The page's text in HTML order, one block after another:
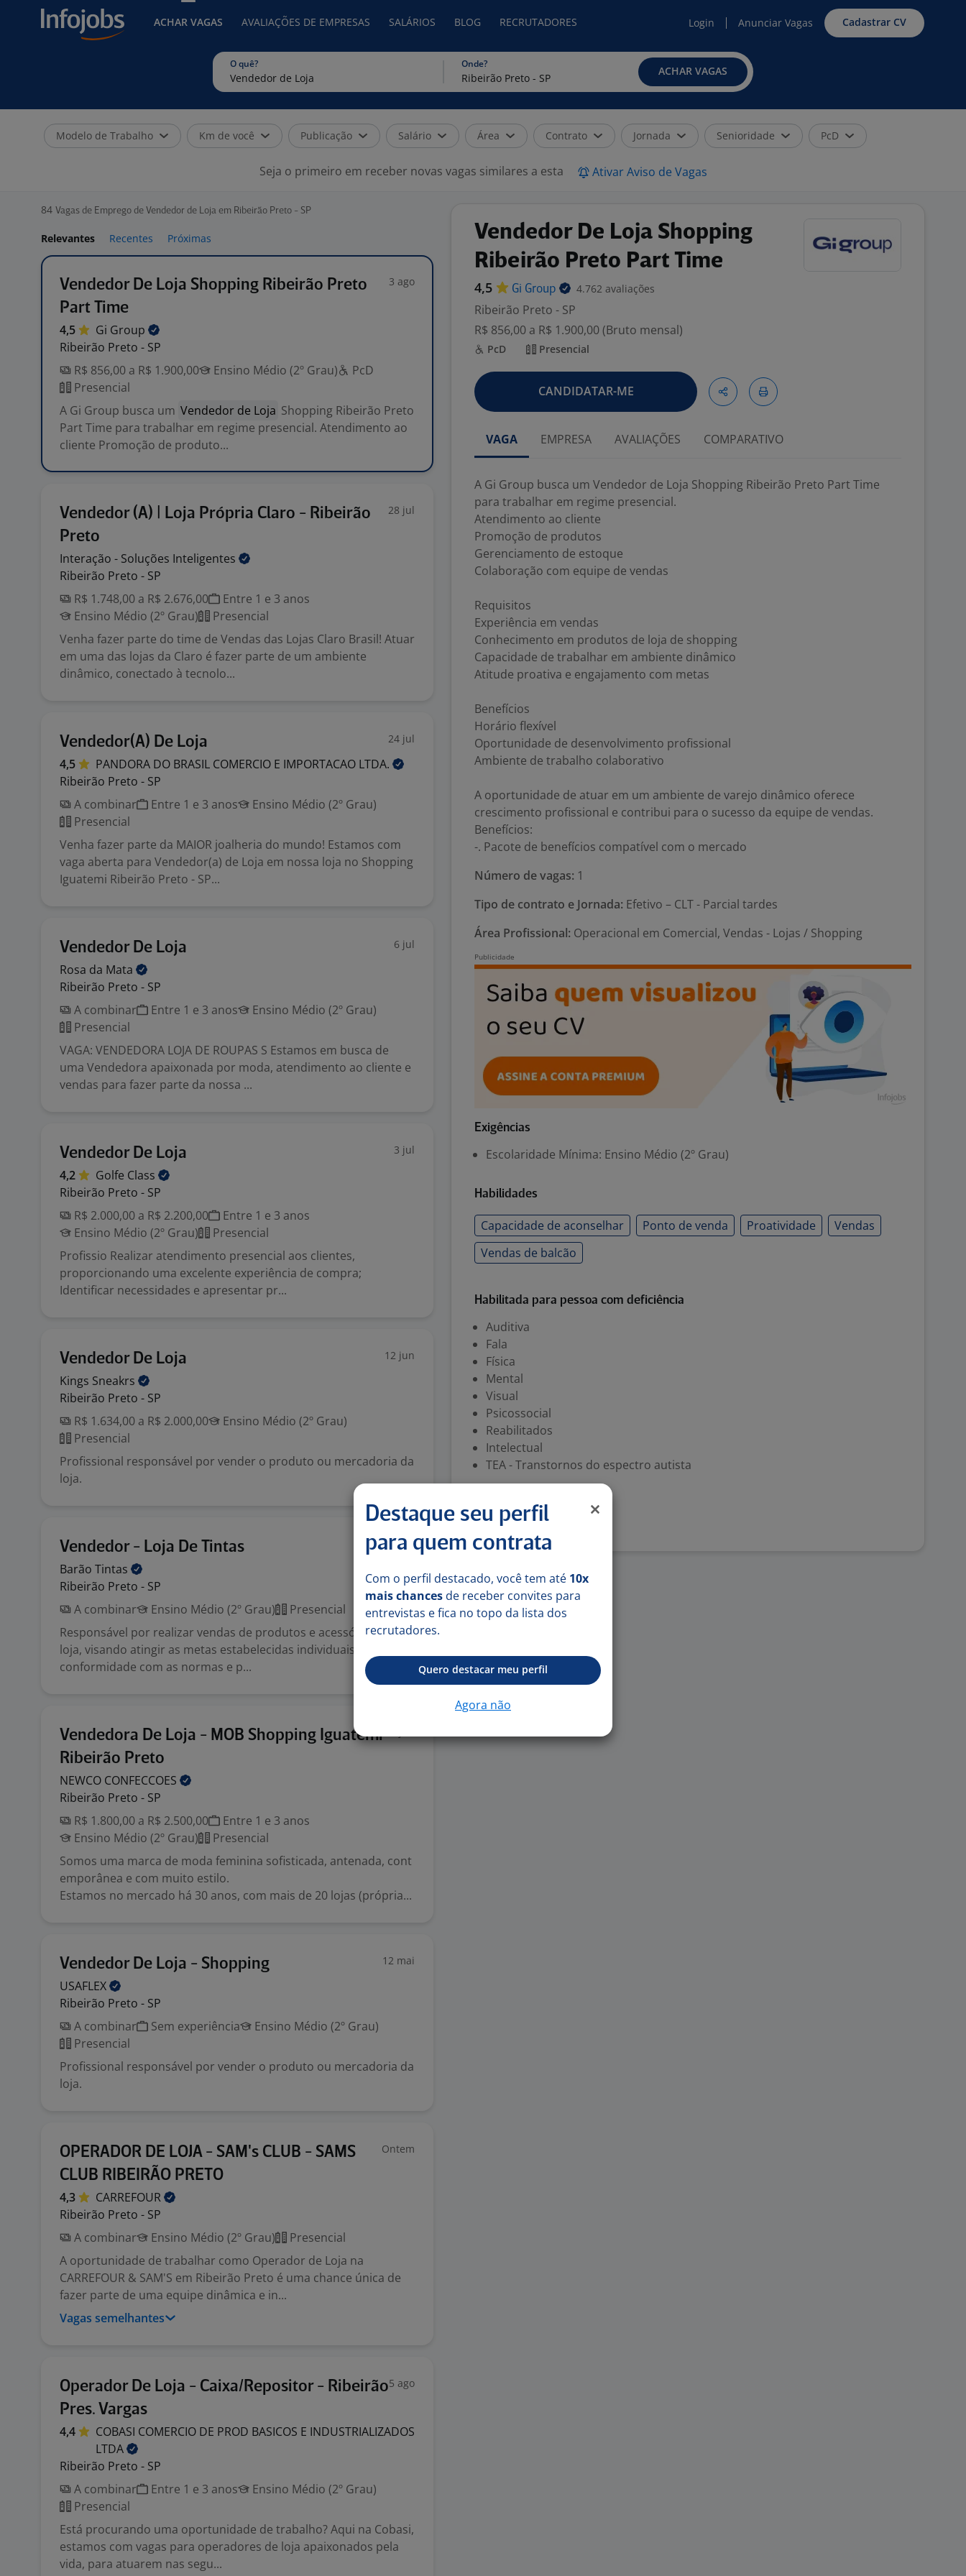
ACHAR VAGAS AVALIAÇÕES DE EMPRESAS SALÁRIOS BLOG RECRUTADORES Login Anunciar Vagas Cadastrar CV
O quê? Onde?
ACHAR VAGAS
Modelo de Trabalho Km de você Publicação Salário Área Contrato Jornada Senioridade PcD
Seja o primeiro em receber novas vagas similares a esta Ativar Aviso de Vagas
84 Vagas de Emprego de Vendedor de Loja em Ribeirão Preto - SP
Relevantes Recentes Próximas
Vendedor De Loja Shopping Ribeirão Preto
Part Time
3 ago
4,5 Gi Group
Ribeirão Preto - SP
R$ 856,00 a R$ 1.900,00
Ensino Médio (2º Grau)
PcD
Presencial
A Gi Group busca um Vendedor de Loja Shopping Ribeirão Preto
Part Time para trabalhar em regime presencial. Atendimento ao
cliente Promoção de produto...
Vendedor (A) | Loja Própria Claro - Ribeirão
Preto
28 jul
Interação - Soluções Inteligentes
Ribeirão Preto - SP
R$ 1.748,00 a R$ 2.676,00
Entre 1 e 3 anos
Ensino Médio (2º Grau)
Presencial
Venha fazer parte do time de Vendas das Lojas Claro Brasil! Atuar
em uma das lojas da Claro é fazer parte de um ambiente
dinâmico, conectado à tecnolo...
Vendedor(A) De Loja 24 jul
4,5 PANDORA DO BRASIL COMERCIO E IMPORTACAO LTDA.
Ribeirão Preto - SP
A combinar
Entre 1 e 3 anos
Ensino Médio (2º Grau)
Presencial
Venha fazer parte da MAIOR joalheria do mundo! Estamos com
vaga aberta para Vendedor(a) de Loja em nossa loja no Shopping
Iguatemi Ribeirão Preto - SP...
Vendedor De Loja 6 jul
Rosa da Mata
Ribeirão Preto - SP
A combinar
Entre 1 e 3 anos
Ensino Médio (2º Grau)
Presencial
VAGA: VENDEDORA LOJA DE ROUPAS S Estamos em busca de
uma Vendedora apaixonada por moda, atendimento ao cliente e
vendas para fazer parte da nossa ...
Vendedor De Loja 3 jul
4,2 Golfe Class
Ribeirão Preto - SP
R$ 2.000,00 a R$ 2.200,00
Entre 1 e 3 anos
Ensino Médio (2º Grau)
Presencial
Profissio Realizar atendimento presencial aos clientes,
proporcionando uma excelente experiência de compra;
Identificar necessidades e apresentar pr...
Vendedor De Loja 12 jun
Kings Sneakrs
Ribeirão Preto - SP
R$ 1.634,00 a R$ 2.000,00
Ensino Médio (2º Grau)
Presencial
Profissional responsável por vender o produto ou mercadoria da
loja.
Vendedor - Loja De Tintas 10 jun
Barão Tintas
Ribeirão Preto - SP
A combinar
Ensino Médio (2º Grau)
Presencial
Responsável por realizar vendas de produtos e acessórios em
loja, visando atingir as metas estabelecidas individuais em
conformidade com as normas e p...
Vendedora De Loja - MOB Shopping Iguatemi
Ribeirão Preto
NEWCO CONFECCOES
Ribeirão Preto - SP
R$ 1.800,00 a R$ 2.500,00
Entre 1 e 3 anos
Ensino Médio (2º Grau)
Presencial
Somos uma marca de moda feminina sofisticada, antenada, cont
emporânea e com muito estilo.
Estamos no mercado há 30 anos, com mais de 20 lojas (própria...
Vendedor De Loja - Shopping 12 mai
USAFLEX
Ribeirão Preto - SP
A combinar
Sem experiência
Ensino Médio (2º Grau)
Presencial
Profissional responsável por vender o produto ou mercadoria da
loja.
OPERADOR DE LOJA - SAM's CLUB - SAMS
CLUB RIBEIRÃO PRETO
Ontem
4,3
CARREFOUR
Ribeirão Preto - SP
A combinar
Ensino Médio (2º Grau)
Presencial
A oportunidade de trabalhar como Operador de Loja na
CARREFOUR & SAM'S em Ribeirão Preto é uma chance única de
fazer parte de uma equipe dinâmica e in...
Vagas semelhantes
Operador De Loja - Caixa/Repositor - Ribeirão
Pres. Vargas
5 ago
4,4
COBASI COMERCIO DE PROD BASICOS E INDUSTRIALIZADOS
LTDA
Ribeirão Preto - SP
A combinar
Entre 1 e 3 anos
Ensino Médio (2º Grau)
Presencial
Está procurando uma oportunidade de trabalho? Aqui na Cobasi,
estamos com vagas para operadores de loja apaixonados pela
vida, para atuarem nas segu...
Vendedor De Loja Shopping
Ribeirão Preto Part Time
4,5 Gi Group 4.762 avaliações
Ribeirão Preto - SP
R$ 856,00 a R$ 1.900,00 (Bruto mensal)
PcD Presencial
CANDIDATAR-ME
VAGA EMPRESA AVALIAÇÕES COMPARATIVO
A Gi Group busca um Vendedor de Loja Shopping Ribeirão Preto Part Time
para trabalhar em regime presencial.
Atendimento ao cliente
Promoção de produtos
Gerenciamento de estoque
Colaboração com equipe de vendas
Requisitos
Experiência em vendas
Conhecimento em produtos de loja de shopping
Capacidade de trabalhar em ambiente dinâmico
Atitude proativa e engajamento com metas
Benefícios
Horário flexível
Oportunidade de desenvolvimento profissional
Ambiente de trabalho colaborativo
A oportunidade de atuar em um ambiente de varejo dinâmico oferece
crescimento profissional e contribui para o sucesso da equipe de vendas.
Benefícios:
-. Pacote de benefícios compatível com o mercado
Número de vagas: 1
Tipo de contrato e Jornada: Efetivo – CLT - Parcial tardes
Área Profissional: Operacional em Comercial, Vendas - Lojas / Shopping
Exigências
Escolaridade Mínima: Ensino Médio (2º Grau)
Habilidades
Capacidade de aconselhar Ponto de venda Proatividade
Vendas
Vendas de balcão
Habilitada para pessoa com deficiência
Auditiva
Fala
Física
Mental
Visual
Psicossocial
Reabilitados
Intelectual
TEA - Transtornos do espectro autista
Denunciar vaga
Destaque seu perfil
para quem contrata
Com o perfil destacado, você tem até 10x
mais chances de receber convites para
entrevistas e fica no topo da lista dos
recrutadores.
Quero destacar meu perfil
Agora não